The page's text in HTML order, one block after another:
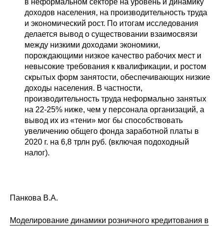
в неформальном секторе на уровень и динамику
доходов населения, на производительность труда
и экономический рост. По итогам исследования
делается вывод о существовании взаимосвязи
между низкими доходами экономики,
порождающими низкое качество рабочих мест и
невысокие требования к квалификации, и ростом
скрытых форм занятости, обеспечивающих низкие
доходы населения. В частности,
производительность труда неформально занятых
на 22-25% ниже, чем у персонала организаций, а
вывод их из «тени» мог бы способствовать
увеличению общего фонда заработной платы в
2020 г. на 6,8 трлн руб. (включая подоходный
налог).
Панкова В.А.
Моделирование динамики розничного кредитования в